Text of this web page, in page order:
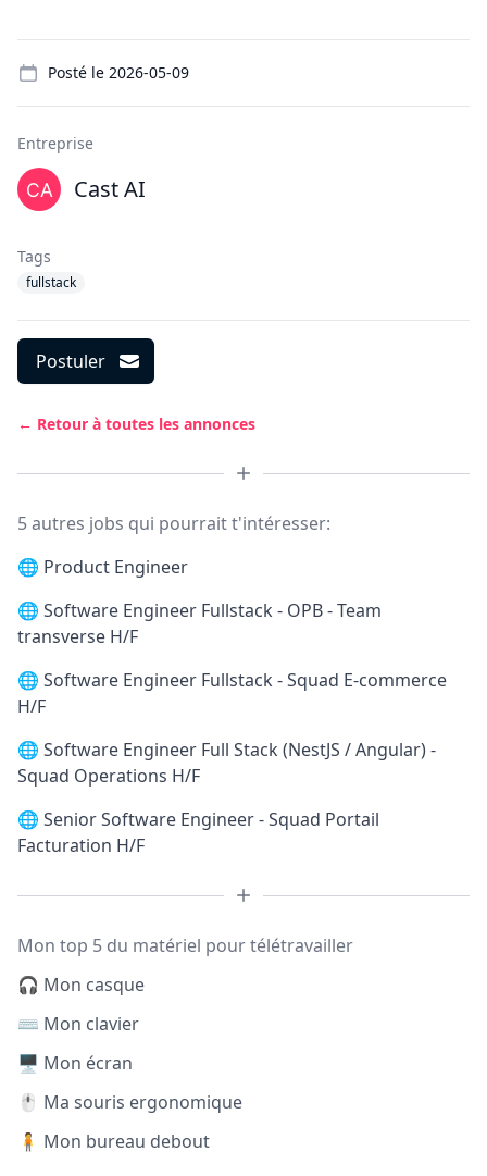
Posté le 2026-05-09
Entreprise
Cast AI
Tags
fullstack
Postuler
← Retour à toutes les annonces
5 autres jobs qui pourrait t'intéresser:
🌐 Product Engineer
🌐 Software Engineer Fullstack - OPB - Team
transverse H/F
🌐 Software Engineer Fullstack - Squad E-commerce
H/F
🌐 Software Engineer Full Stack (NestJS / Angular) -
Squad Operations H/F
🌐 Senior Software Engineer - Squad Portail
Facturation H/F
Mon top 5 du matériel pour télétravailler
🎧 Mon casque
⌨️ Mon clavier
🖥️ Mon écran
🖱️ Ma souris ergonomique
🧍 Mon bureau debout